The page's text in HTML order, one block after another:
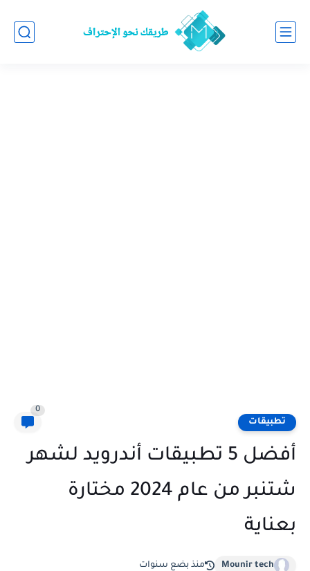
تطبيقات
0
أفضل 5 تطبيقات أندرويد لشهر
شتنبر من عام 2024 مختارة
بعناية
Mounir tech منذ بضع سنوات